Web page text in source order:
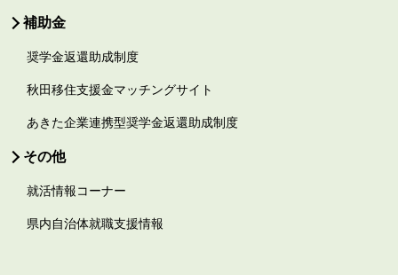
補助金
奨学金返還助成制度
秋田移住支援金マッチングサイト
あきた企業連携型奨学金返還助成制度
その他
就活情報コーナー
県内自治体就職支援情報